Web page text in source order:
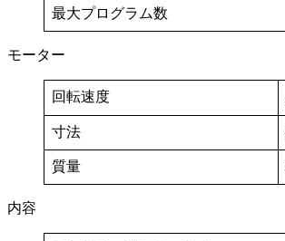
最大プログラム数
モーター
回転速度
寸法
質量
内容